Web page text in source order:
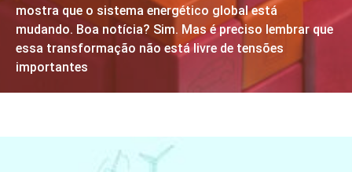
mostra que o sistema energético global está
mudando. Boa notícia? Sim. Mas é preciso lembrar que
essa transformação não está livre de tensões
importantes